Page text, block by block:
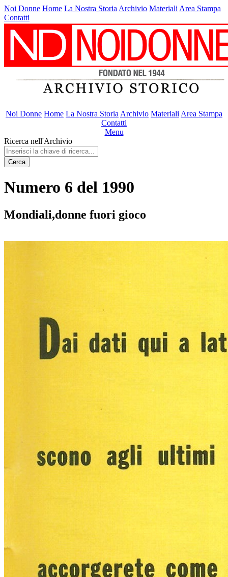
Noi Donne Home La Nostra Storia Archivio Materiali Area Stampa
Contatti
Noi Donne Home La Nostra Storia Archivio Materiali Area Stampa
Contatti
Menu
Ricerca nell'Archivio
Cerca
Numero 6 del 1990
Mondiali,donne fuori gioco